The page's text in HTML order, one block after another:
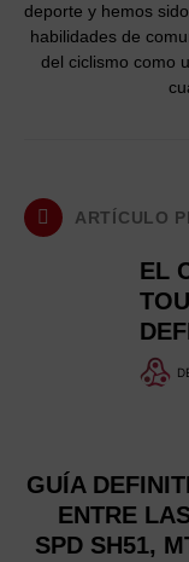
deporte y hemos
habilidades de
del ciclismo como
ARTÍCULO
EL
GUÍA
ENTRE
SPD SH51,